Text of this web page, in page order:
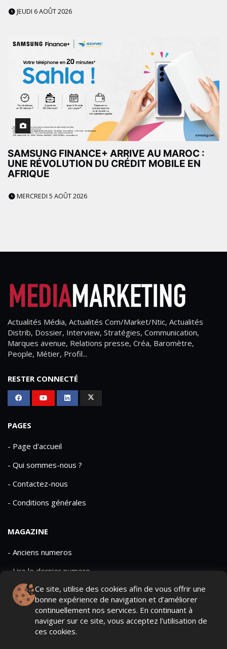
JEUDI 6 AOÛT 2026
SAMSUNG FINANCE+ ARRIVE AU MAROC :
UNE RÉVOLUTION DU CRÉDIT MOBILE EN
AFRIQUE
MERCREDI 5 AOÛT 2026
Ce site, utilise des cookies afin de vous offrir une
bonne expérience de navigation et d’améliorer
continuellement nos services. En continuant à
naviguer sur ce site, vous acceptez l’utilisation de
ces cookies.
Actualités Média, Actualités Com/Market/Ntic, Actualités
Distrib, Dossier, Interview, Stratégies, Communication,
Marques avenue, Relations presse, Créa, Baromètre,
People, Métier, Profil...
RESTER CONNECTÉ
PAGES
- Page d'accueil
- Qui sommes-nous ?
- Contactez-nous
- Conditions générales
MAGAZINE
- Anciens numeros
- Lire le dernier numero
- Publicite